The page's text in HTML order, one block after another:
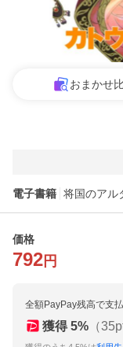
おまかせ
電子書籍 将国のアル
価格
792 円
全額PayPay残高で支
獲得 5% （35